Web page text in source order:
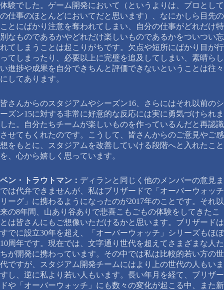
体験でした。ゲーム開発において（というよりは、プロとして
の仕事のほとんどにおいてだと思います）、なにかしら目先の
ことにばかり注意を奪われてしまい、自分の仕事がどれだけ特
別なものであるかやどれだけ楽しいものであるかをついつい忘
れてしまうことは起こりがちです。欠点や短所にばかり目が行
ってしまったり、必要以上に完璧を追及してしまい、素晴らし
い進捗や成果を自分できちんと評価できないということは往々
にしてあります。
皆さんからのスタジアムやシーズン16、さらにはそれ以前のシ
ーズン15に対する非常に好意的な反応には実に勇気づけられま
した。自分たちチームが楽しいものを作っているんだと再認識
させてもくれたのです。こうして、皆さんからのご意見やご感
想をもとに、スタジアムを改善していける段階へと入れたこと
を、心から嬉しく思っています。
ベン・トラウトマン： ディランと同じく他のメンバーの意見ま
では代弁できませんが、私はブリザードで「オーバーウォッチ
リーグ」に携わるようになったのが2017年のことです。それ以
来の8年間、山あり谷ありで悲喜こもごもの体験をしてきたこ
とは皆さんにもご想像いただけるかと思います。ブリザードは
すでに設立30年を超え、「オーバーウォッチ」シリーズもほぼ
10周年です。現在では、文字通り世代を超えてさまざまな人た
ちが開発に携わっています。その中では私は比較的若い方の世
代ですが、スタジアム開発チームにはより上の世代の人もいま
すし、逆に私より若い人もいます。長い年月を経て、ブリザー
ドや「オーバーウォッチ」にも数々の変化が起こる中、また新